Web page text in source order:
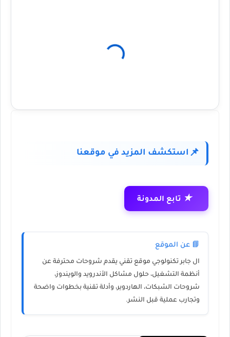
📌 استكشف المزيد في موقعنا
★ تابع المدونة
📘 عن الموقع
ال جابر تكنولوجي موقع تقني يقدم شروحات محترفة عن
أنظمة التشغيل، حلول مشاكل الأندرويد والويندوز،
شروحات الشبكات، الهاردوير، وأدلة تقنية بخطوات واضحة
وتجارب عملية قبل النشر.